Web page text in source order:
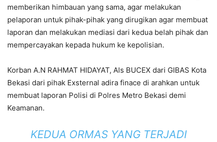
memberikan himbauan yang sama, agar melakukan
pelaporan untuk pihak-pihak yang dirugikan agar membuat
laporan dan melakukan mediasi dari kedua belah pihak dan
mempercayakan kepada hukum ke kepolisian.
Korban A.N RAHMAT HIDAYAT, Als BUCEX dari GIBAS Kota
Bekasi dari pihak Exsternal adira finace di arahkan untuk
membuat laporan Polisi di Polres Metro Bekasi demi
Keamanan.
KEDUA ORMAS YANG TERJADI